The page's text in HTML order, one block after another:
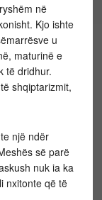
në
Kjo ishte
u
maturinë e
të dridhur.
shqiptarizmit,
një ndër
së parë
nuk ia ka
nxitonte që të